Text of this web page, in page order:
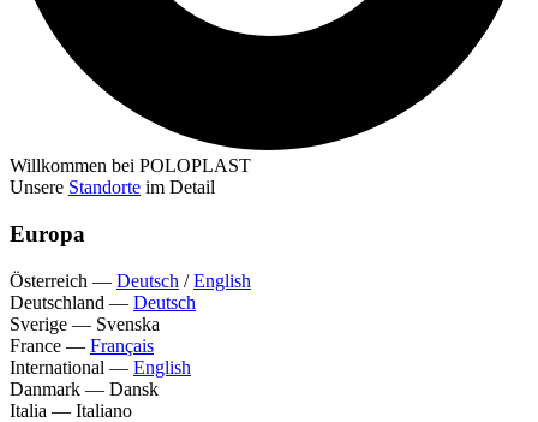
Willkommen bei POLOPLAST
Unsere Standorte im Detail
Europa
Österreich — Deutsch /English
Deutschland — Deutsch
Sverige — Svenska
France — Français
International — English
Danmark — Dansk
Italia — Italiano